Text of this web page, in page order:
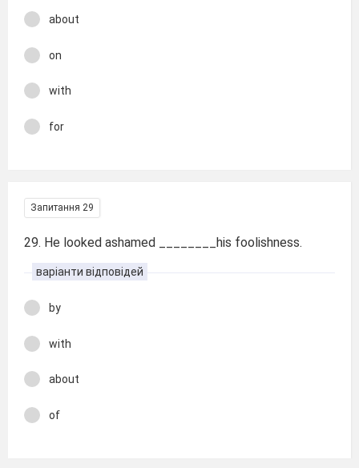
about
on
with
for
Запитання 29
29. He looked ashamed ________his foolishness.
варіанти відповідей
by
with
about
of